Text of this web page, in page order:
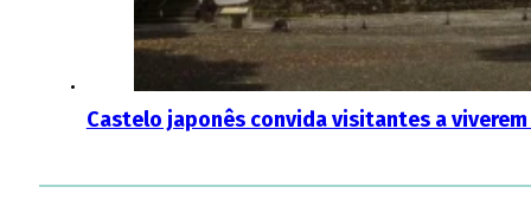
Castelo japonês convida visitantes a